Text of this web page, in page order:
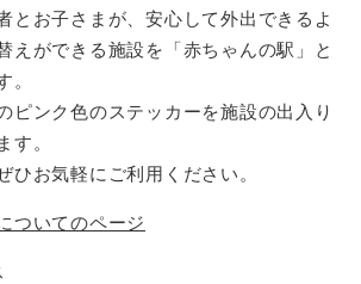
とお子さまが、安心して外出できるよ
えができる施設を「赤ちゃんの駅」と
。
ピンク色のステッカーを施設の出入り
す。
ひお気軽にご利用ください。
ついてのページ